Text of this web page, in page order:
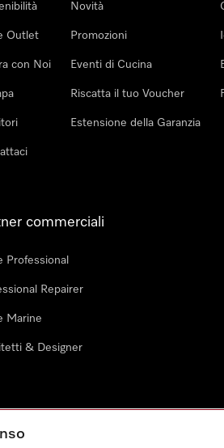
Outlet
con Noi
Novità
Promozioni
Eventi di Cucina
Riscatta il tuo Voucher
Estensione della Garanzia
commerciali
Professional
Repairer
Marine
& Designer